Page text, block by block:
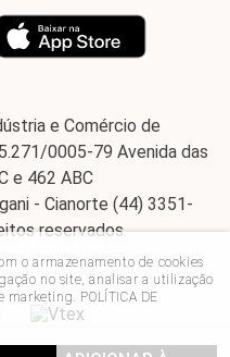
o armazenamento de cookies
no site, analisar a utilização
marketing. POLÍTICA DE
e Comércio de
0005-79 Avenida das
e 462 ABC
- Cianorte (44) 3351-
reservados.